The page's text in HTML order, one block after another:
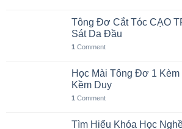
Tông Đơ Cắt Tóc CẠO
Sát Da Đầu
1 Comment
Học Mài Tông Đơ 1
Kềm Duy
1 Comment
Tìm Hiểu Khóa Học